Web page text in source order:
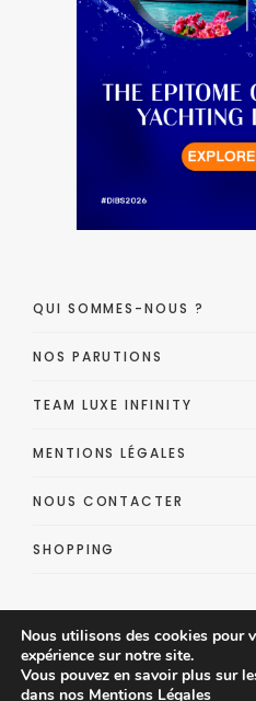
QUI SOMMES-NOUS ?
NOS PARUTIONS
TEAM LUXE INFINITY
MENTIONS LÉGALES
NOUS CONTACTER
SHOPPING
Nous utilisons des cookies pour
expérience sur notre site.
Vous pouvez en savoir plus sur
dans nos Mentions Légales